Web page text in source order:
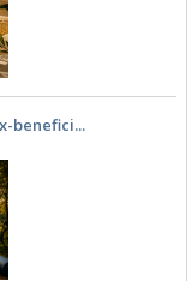
benefici...